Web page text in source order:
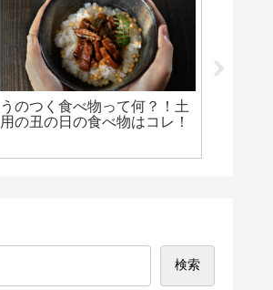
うのつく食べ物って何？！土
用の丑の日の食べ物はコレ！
検索